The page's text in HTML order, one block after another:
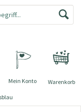
Warenkorb
Mein Konto